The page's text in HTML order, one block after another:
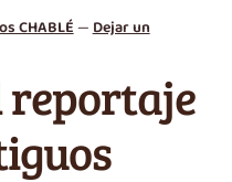
d
i
CHABLÉ—Dejar un
reportaje